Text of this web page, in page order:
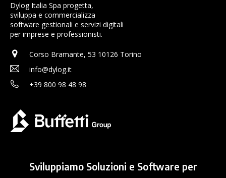
Dylog Italia Spa progetta,
sviluppa e commercializza
software gestionali e servizi digitali
per imprese e professionisti.
Corso Bramante, 53 10126 Torino
info@dylog.it
+39 800 98 48 98
Sviluppiamo Soluzioni e Software per